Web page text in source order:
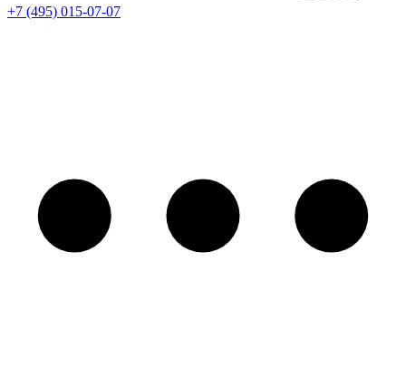
+7 (495) 015-07-07